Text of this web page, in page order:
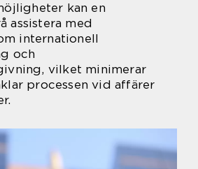
kan en
assistera med
internationell
och
vilket minimerar
processen vid affärer